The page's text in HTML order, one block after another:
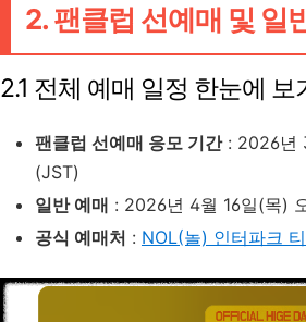
2. 팬클럽 선예매 및 일
2.1 전체 예매 일정 한눈에 보
팬클럽 선예매 응모 기간 : 2026년
(JST)
일반 예매 : 2026년 4월 16일(목)
공식 예매처 : NOL(놀) 인터파크